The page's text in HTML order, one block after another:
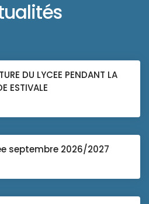
DU LYCEE PENDANT LA
ESTIVALE
septembre 2026/2027